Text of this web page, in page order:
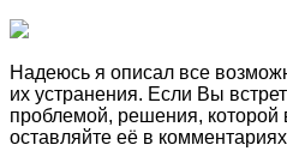
Надеюсь я описал все
их устранения. Если Вы
проблемой, решения, которой
оставляйте её в